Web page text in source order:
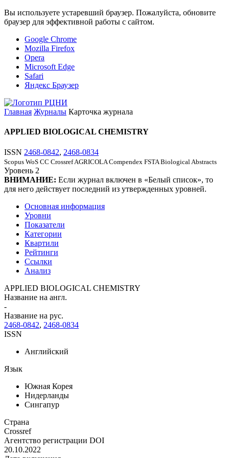
Вы используете устаревший браузер. Пожалуйста, обновите
браузер для эффективной работы с сайтом.
Google Chrome
Mozilla Firefox
Opera
Microsoft Edge
Safari
Яндекс Браузер
Главная Журналы Карточка журнала
APPLIED BIOLOGICAL CHEMISTRY
ISSN 2468-0842, 2468-0834
Scopus WoS CC Crossref AGRICOLA Compendex FSTA Biological Abstracts
Уровень 2
ВНИМАНИЕ: Если журнал включен в «Белый список», то
для него действует последний из утвержденных уровней.
Основная информация
Уровни
Показатели
Категории
Квартили
Рейтинги
Ссылки
Анализ
APPLIED BIOLOGICAL CHEMISTRY
Название на англ.
-
Название на рус.
2468-0842, 2468-0834
ISSN
Английский
Язык
Южная Корея
Нидерланды
Сингапур
Страна
Crossref
Агентство регистрации DOI
20.10.2022